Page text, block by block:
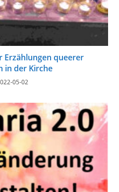
Erzählungen queerer
in der Kirche
05-02